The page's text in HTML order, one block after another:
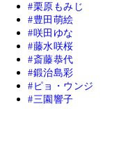
栗原もみじ
豊田萌絵
咲田ゆな
藤水咲桜
斎藤恭代
鍛治島彩
ピョ・ウンジ
三園響子